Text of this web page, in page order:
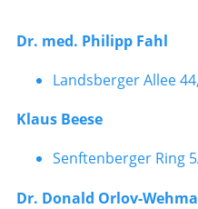
Dr. med. Philipp Fahl
Landsberger Allee
Klaus Beese
Senftenberger Ring
Dr. Donald Orlov-